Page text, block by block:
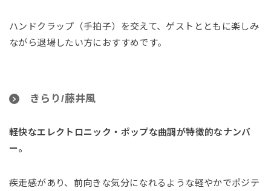
ハンドクラップ（手拍子）を交えて、ゲストとともに楽しみ
ながら退場したい方におすすめです。
きらり/藤井風
軽快なエレクトロニック・ポップな曲調が特徴的なナンバ
ー。
疾走感があり、前向きな気分になれるような軽やかでポジテ